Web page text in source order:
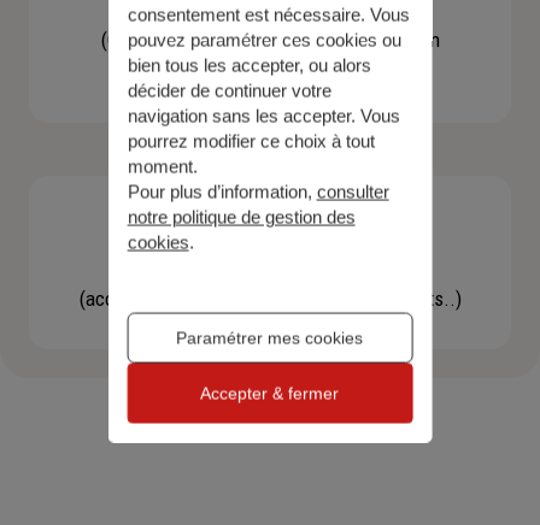
Contacter un agent
(Obtenir un devis, une information, faire un
bilan...)
(accéder à l'espace client, gérer mes contrats..)
consentement est nécessaire. Vous
pouvez paramétrer ces cookies ou
bien tous les accepter, ou alors
décider de continuer votre
navigation sans les accepter. Vous
pourrez modifier ce choix à tout
moment.
Pour plus d’information, consulter
notre politique de gestion des
cookies.
Paramétrer mes cookies
Accepter & fermer